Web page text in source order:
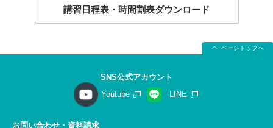
講習日程表・時間割表ダウンロード
ページトップへ
SNS公式アカウント
Youtube
LINE
お問い合わせ・資料請求